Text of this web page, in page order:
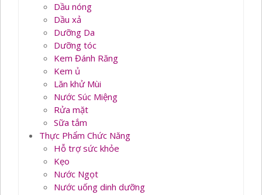
Dầu nóng
Dầu xả
Dưỡng Da
Dưỡng tóc
Kem Đánh Răng
Kem ủ
Lăn khử Mùi
Nước Súc Miệng
Rửa mặt
Sữa tắm
Thực Phẩm Chức Năng
Hỗ trợ sức khỏe
Kẹo
Nước Ngọt
Nước uống dinh dưỡng